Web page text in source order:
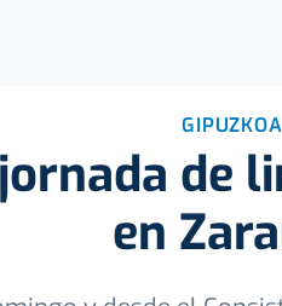
GIPUZKOA
de
en